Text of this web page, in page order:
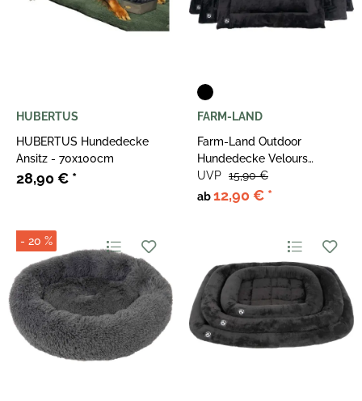
HUBERTUS
HUBERTUS Hundedecke
Ansitz - 70x100cm
28,90 € *
FARM-LAND
Farm-Land Outdoor
Hundedecke Velours
Schwarz
ab12,90 € *
UVP 15,90 €
- 20 %